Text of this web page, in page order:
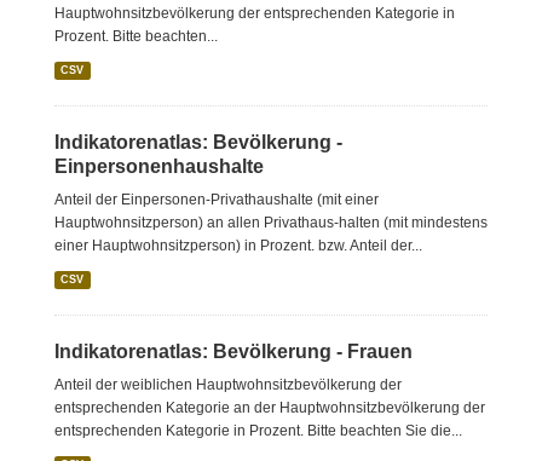
Hauptwohnsitzbevölkerung der entsprechenden Kategorie in
Prozent. Bitte beachten...
CSV
Indikatorenatlas: Bevölkerung -
Einpersonenhaushalte
Anteil der Einpersonen-Privathaushalte (mit einer
Hauptwohnsitzperson) an allen Privathaus-halten (mit mindestens
einer Hauptwohnsitzperson) in Prozent. bzw. Anteil der...
CSV
Indikatorenatlas: Bevölkerung - Frauen
Anteil der weiblichen Hauptwohnsitzbevölkerung der
entsprechenden Kategorie an der Hauptwohnsitzbevölkerung der
entsprechenden Kategorie in Prozent. Bitte beachten Sie die...